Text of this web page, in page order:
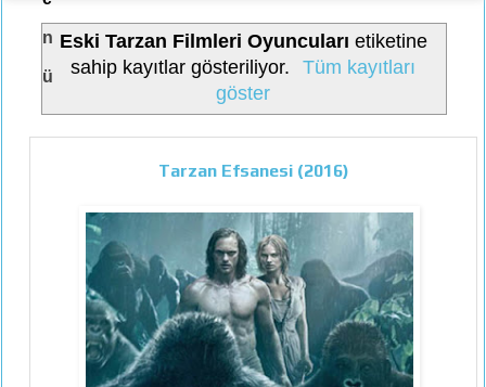
n
ü
Eski Tarzan Filmleri Oyuncuları etiketine
sahip kayıtlar gösteriliyor.
Tüm kayıtları
göster
Tarzan Efsanesi (2016)